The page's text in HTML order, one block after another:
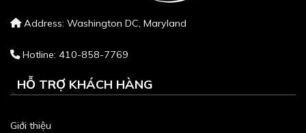
Address: Washington DC, Maryland
Hotline: 410-858-7769
HỖ TRỢ KHÁCH HÀNG
Giới thiệu